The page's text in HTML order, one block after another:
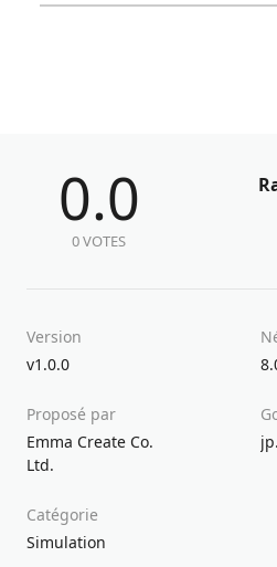
0.0
0 VOTES
Version
v1.0.0
Proposé par
Emma Create Co.
Ltd.
Catégorie
Simulation